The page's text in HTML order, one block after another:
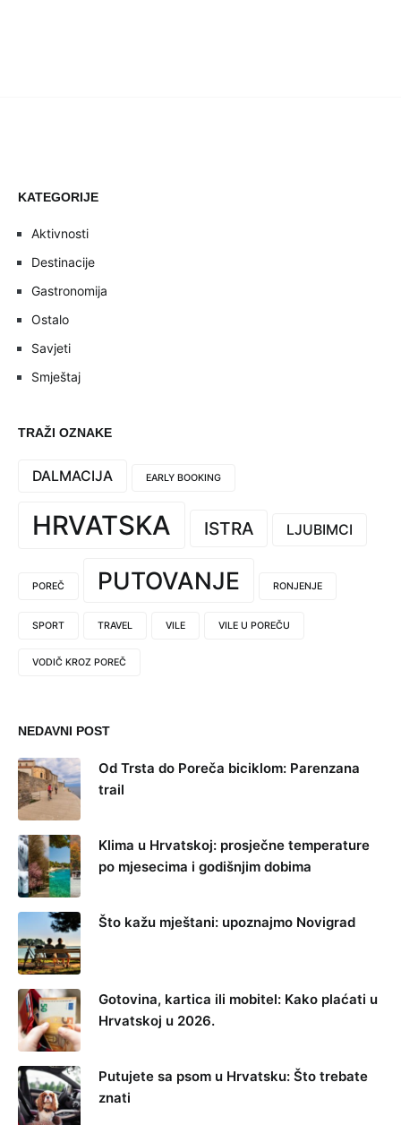
KATEGORIJE
Aktivnosti
Destinacije
Gastronomija
Ostalo
Savjeti
Smještaj
TRAŽI OZNAKE
DALMACIJA EARLY BOOKING
HRVATSKA ISTRA LJUBIMCI
POREČ PUTOVANJE RONJENJE
SPORT TRAVEL VILE VILE U POREČU
VODIČ KROZ POREČ
NEDAVNI POST
Od Trsta do Poreča biciklom: Parenzana
trail
Klima u Hrvatskoj: prosječne temperature
po mjesecima i godišnjim dobima
Što kažu mještani: upoznajmo Novigrad
Gotovina, kartica ili mobitel: Kako plaćati u
Hrvatskoj u 2026.
Putujete sa psom u Hrvatsku: Što trebate
znati